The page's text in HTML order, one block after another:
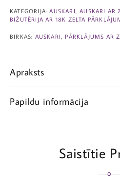
KATEGORIJA:AUSKARI ,AUSKARI AR
BIŽUTĒRIJA AR 18K ZELTA
BIRKAS: AUSKARI PĀRKLĀJUMS AR
Apraksts
Papildu informācija
Saistītie